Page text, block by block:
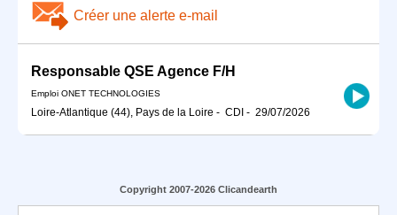
Créer une alerte e-mail
Responsable QSE Agence F/H
Emploi ONET TECHNOLOGIES
Loire-Atlantique (44), Pays de la Loire - CDI - 29/07/2026
Copyright 2007-2026 Clicandearth